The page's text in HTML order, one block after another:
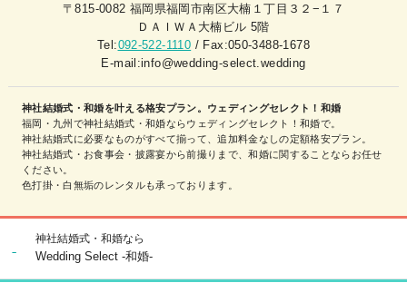
〒815-0082 福岡県福岡市南区大楠１丁目３２−１７
ＤＡＩＷＡ大楠ビル 5階
Tel:092-522-1110 / Fax:050-3488-1678
E-mail:info@wedding-select.wedding
神社結婚式・和婚を叶える格安プラン。ウェディングセレクト！和婚
福岡・九州で神社結婚式・和婚ならウェディングセレクト！和婚で。
神社結婚式に必要なものがすべて揃って、追加料金なしの定額格安プラン。
神社結婚式・お食事会・披露宴から前撮りまで、和婚に関することならお任せ
ください。
色打掛・白無垢のレンタルも承っております。
神社結婚式・和婚なら
Wedding Select -和婚-